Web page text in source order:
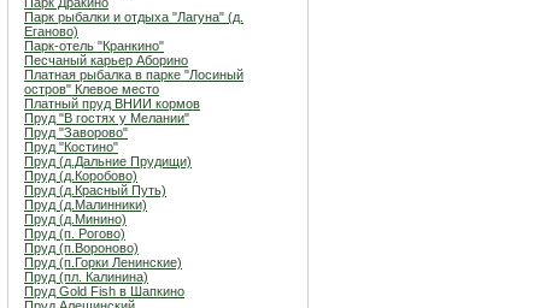
Парк рыбалки и отдыха "Лагуна" (д.
Еганово)
Парк-отель "Кранкино"
Песчаный карьер Аборино
Платная рыбалка в парке "Лосиный
остров" Клевое место
Платный пруд ВНИИ кормов
Пруд "В гостях у Мелании"
Пруд "Заворово"
Пруд "Костино"
Пруд (д.Дальние Прудищи)
Пруд (д.Коробово)
Пруд (д.Красный Путь)
Пруд (д.Малинники)
Пруд (д.Минино)
Пруд (п. Рогово)
Пруд (п.Вороново)
Пруд (п.Горки Ленинские)
Пруд (пл. Калинина)
Пруд Gold Fish в Шапкино